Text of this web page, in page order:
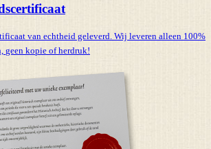
van echtheid geleverd. Wij leveren alleen 100%
geen kopie of herdruk!